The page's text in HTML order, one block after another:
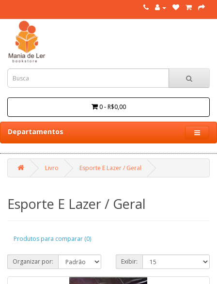
0 - R$0,00
Departamentos
Livro Esporte E Lazer / Geral
Esporte E Lazer / Geral
Produtos para comparar (0)
Organizar por: Exibir: